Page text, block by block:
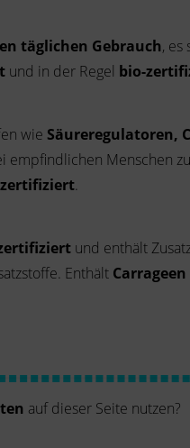
täglichen Gebrauch, es
und in der Regel bio-
wie Säureregulatoren,
empfindlichen Menschen
.
und enthält
Enthält Carrageen
auf dieser Seite nutzen?